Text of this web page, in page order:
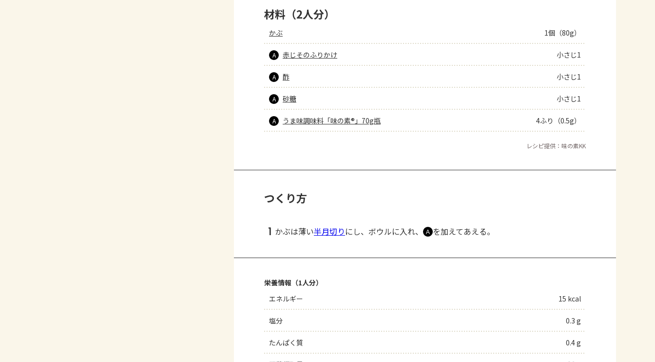
材料（2人分）
かぶ 1個（80g）
A 赤じそのふりかけ 小さじ1
A 酢 小さじ1
A 砂糖 小さじ1
A うま味調味料「味の素®」70g瓶 4ふり（0.5g）
レシピ提供：味の素KK
つくり方
1 かぶは薄い半月切り にし、ボウルに入れ、 Ａ を加えてあえる。
栄養情報（1人分）
エネルギー
15 kcal
塩分 0.3 g
たんぱく質 0.4 g